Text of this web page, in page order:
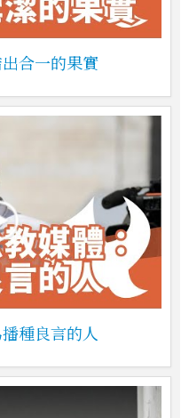
合一的果實
種良言的人